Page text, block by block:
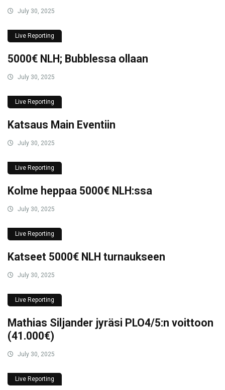
July 30, 2025
Live Reporting
5000€ NLH; Bubblessa ollaan
July 30, 2025
Live Reporting
Katsaus Main Eventiin
July 30, 2025
Live Reporting
Kolme heppaa 5000€ NLH:ssa
July 30, 2025
Live Reporting
Katseet 5000€ NLH turnaukseen
July 30, 2025
Live Reporting
Mathias Siljander jyräsi PLO4/5:n voittoon
(41.000€)
July 30, 2025
Live Reporting